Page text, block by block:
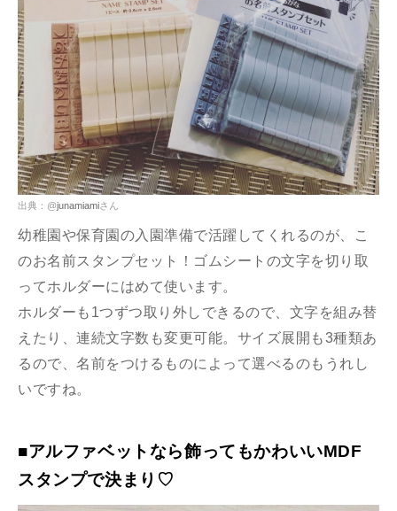
出典：@junamiamiさん
幼稚園や保育園の入園準備で活躍してくれるのが、こ
のお名前スタンプセット！ゴムシートの文字を切り取
ってホルダーにはめて使います。
ホルダーも1つずつ取り外しできるので、文字を組み替
えたり、連続文字数も変更可能。サイズ展開も3種類あ
るので、名前をつけるものによって選べるのもうれし
いですね。
■アルファベットなら飾ってもかわいいMDF
スタンプで決まり♡